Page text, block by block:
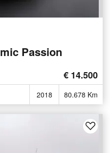
Passion
€ 14.500
2018 80.678 Km